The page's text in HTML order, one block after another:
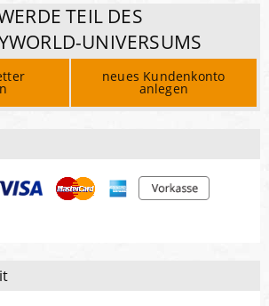
TEIL DES
UNIVERSUMS
neues Kundenkonto
anlegen